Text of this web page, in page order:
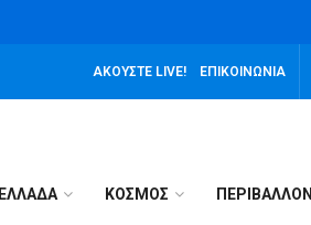
ΑΚΟΎΣΤΕ LIVE! ΕΠΙΚΟΙΝΩΝΊΑ
ΕΛΛΑΔΑ ΚΟΣΜΟΣ ΠΕΡΙΒΑΛΛΟΝ